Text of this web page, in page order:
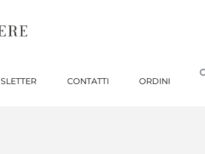
CONTATTI ORDINI